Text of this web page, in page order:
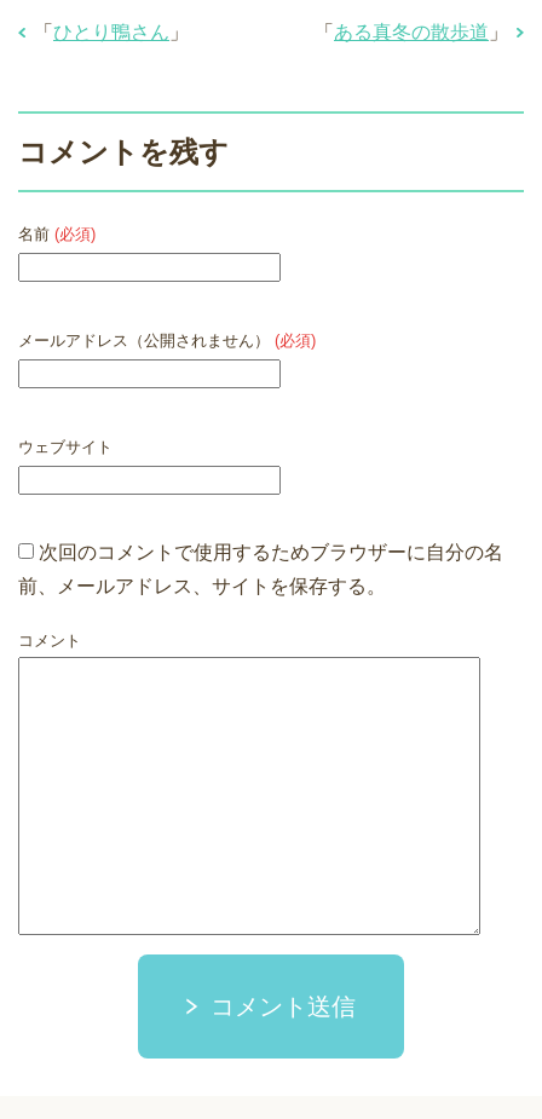
「 ある真冬の散歩道 」
「 ひとり鴨さん 」
コメントを残す
名前 (必須)
メールアドレス（公開されません） (必須)
ウェブサイト
次回のコメントで使用するためブラウザーに自分の名
前、メールアドレス、サイトを保存する。
コメント
コメント送信